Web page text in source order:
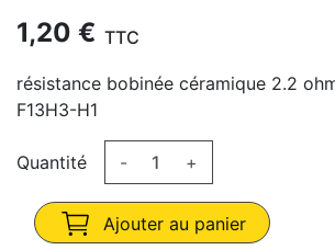
1,20 € TTC
résistance bobinée céramique 2.2
F13H3-H1
Quantité - +
Ajouter au panier